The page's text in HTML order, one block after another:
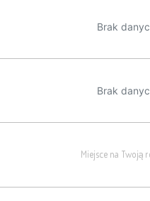
Brak
Brak